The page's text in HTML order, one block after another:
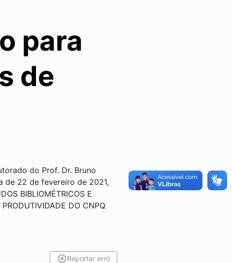
para
de
do Prof. Dr. Bruno
de 22 de fevereiro de 2021,
BIBLIOMÉTRICOS E
DO CNPQ
Reportar erro